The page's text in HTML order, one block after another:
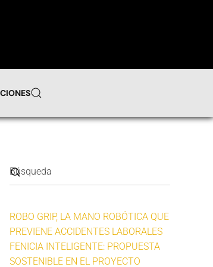
ROBO GRIP, LA MANO ROBÓTICA QUE
PREVIENE ACCIDENTES LABORALES
FENICIA INTELIGENTE: PROPUESTA
SOSTENIBLE EN EL PROYECTO